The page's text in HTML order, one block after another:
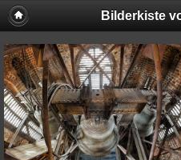
Bilderkiste